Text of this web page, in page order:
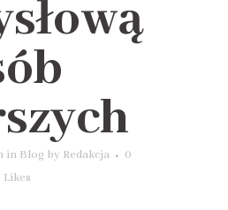
in Blog by Redakcja
0
Likes